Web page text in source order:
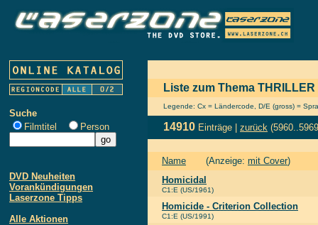
Suche
Filmtitel
Person
DVD Neuheiten
Vorankündigungen
Laserzone Tipps
Alle Aktionen
Liste zum Thema THRILLER
Legende: Cx = Ländercode, D/E (gross) =
14910 Einträge | zurück
Name (Anzeige: mit Cover)
Homicidal
C1:E (US/1961)
Homicide - Criterion Collection
C1:E (US/1991)